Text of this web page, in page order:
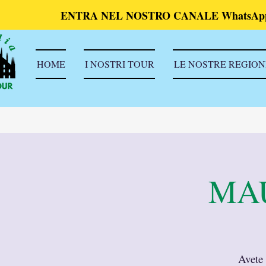
ENTRA NEL NOSTRO CANALE
HOME I NOSTRI TOUR LE NOSTRE